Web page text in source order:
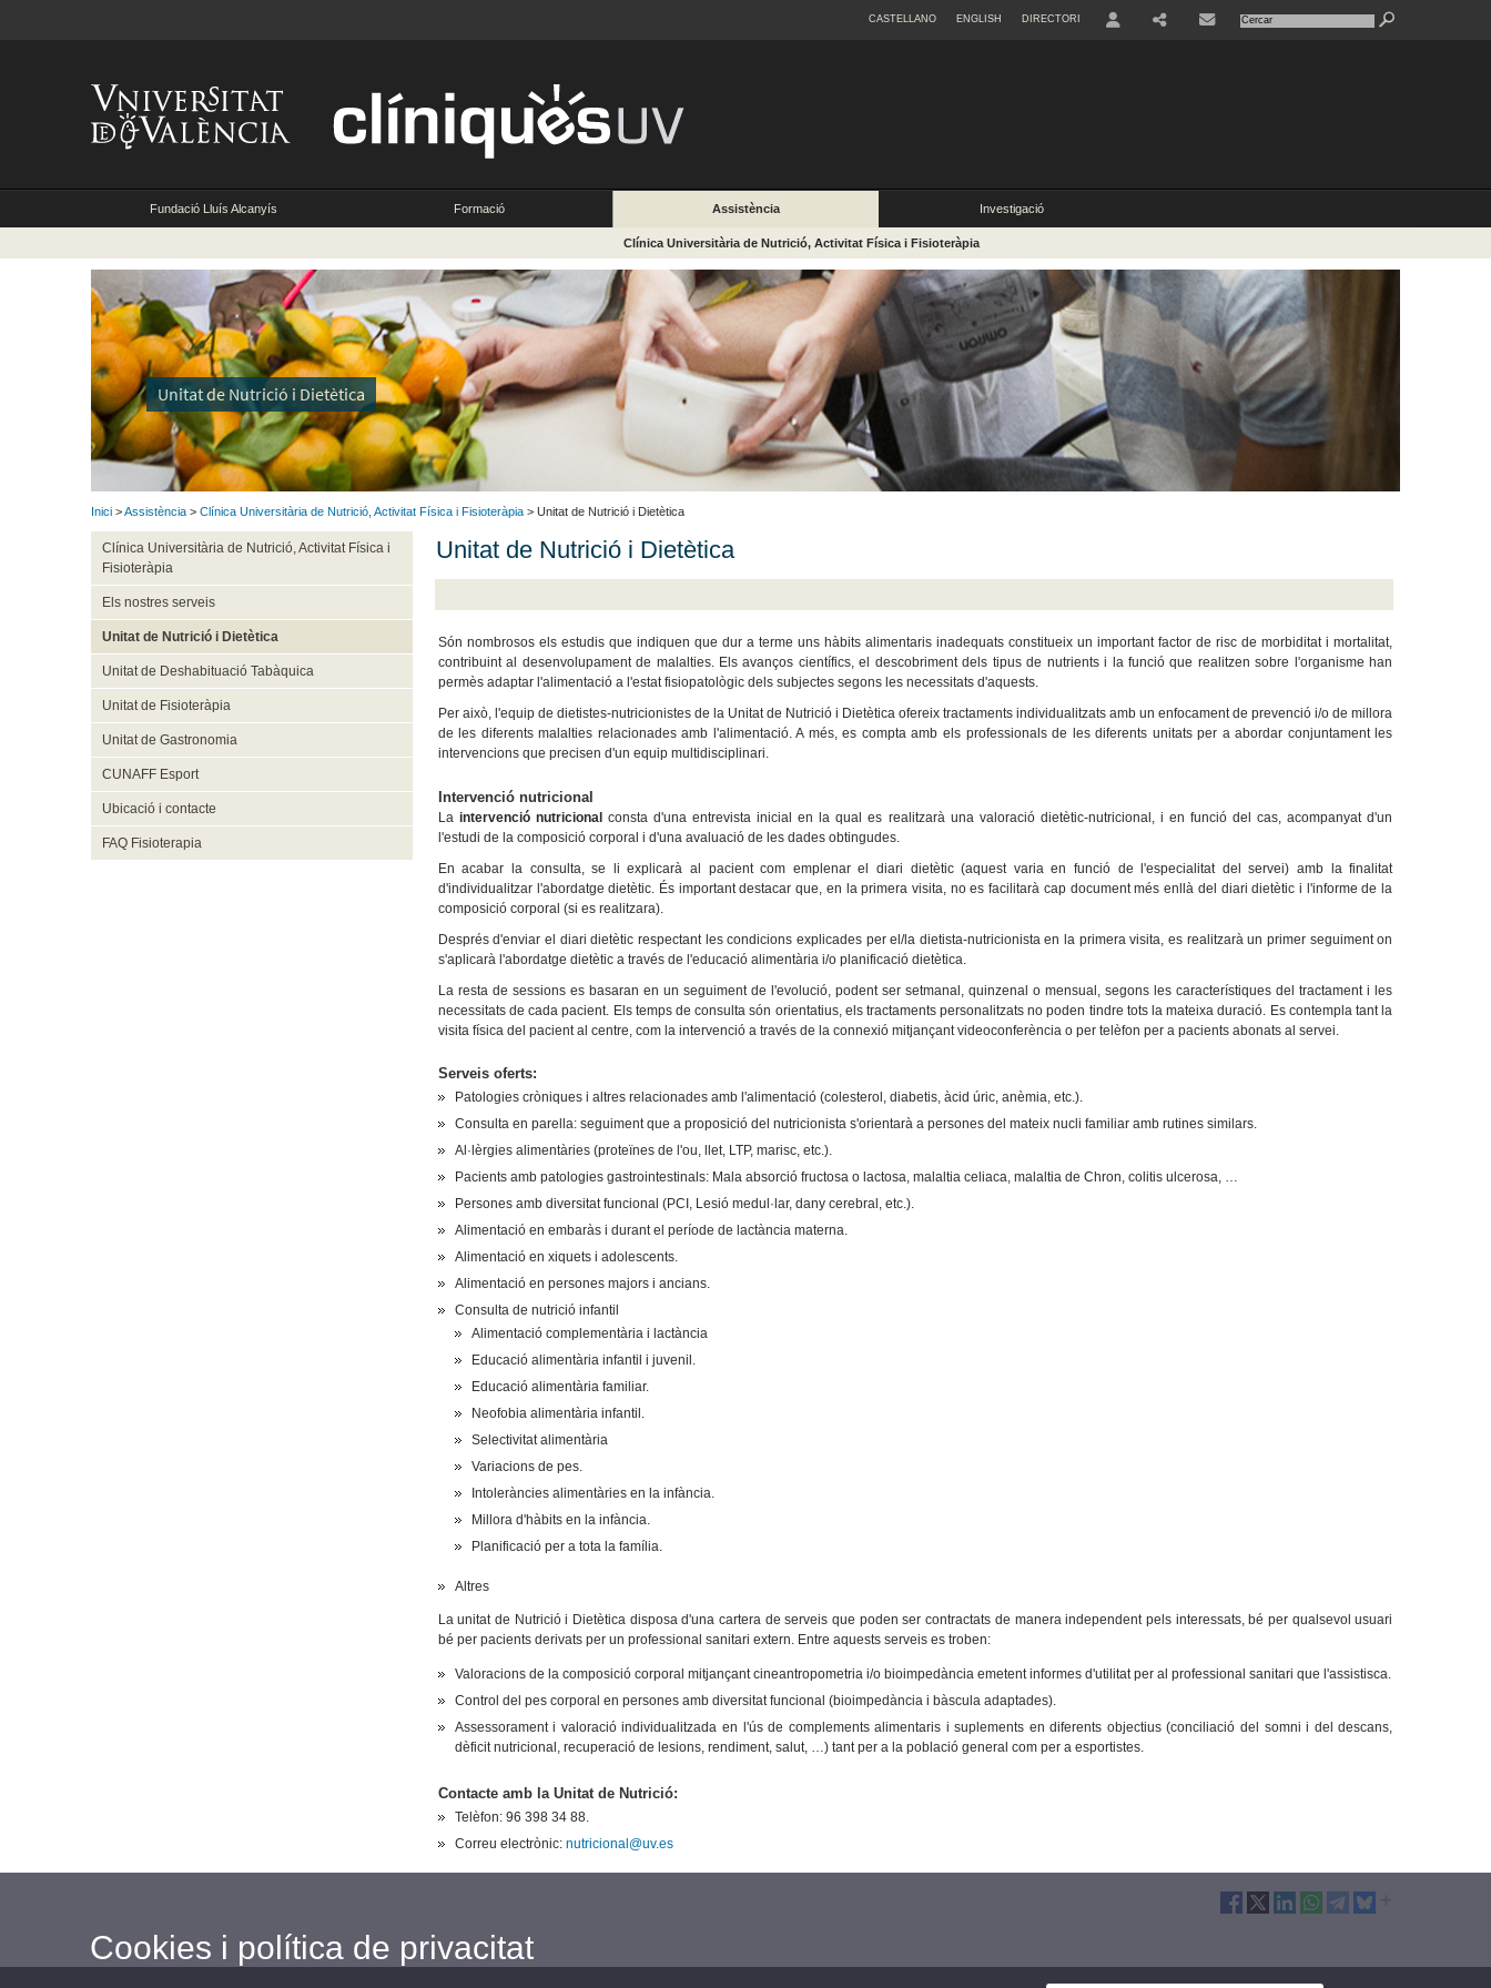
CASTELLANO ENGLISH DIRECTORI
Fundació Lluís Alcanyís Formació Assistència Investigació
Clínica Universitària de Nutrició, Activitat Física i Fisioteràpia
Unitat de Nutrició i Dietètica
Inici >Assistència > Clínica Universitària de Nutrició, Activitat Física i Fisioteràpia > Unitat de Nutrició i Dietètica
Clínica Universitària de Nutrició, Activitat Física i
Fisioteràpia
Els nostres serveis
Unitat de Nutrició i Dietètica
Unitat de Deshabituació Tabàquica
Unitat de Fisioteràpia
Unitat de Gastronomia
CUNAFF Esport
Ubicació i contacte
FAQ Fisioterapia
Unitat de Nutrició i Dietètica
Són nombrosos els estudis que indiquen que dur a terme uns hàbits alimentaris inadequats constitueix un important factor de risc de morbiditat i mortalitat,
contribuint al desenvolupament de malalties. Els avanços científics, el descobriment dels tipus de nutrients i la funció que realitzen sobre l'organisme han
permès adaptar l'alimentació a l'estat fisiopatològic dels subjectes segons les necessitats d'aquests.
Per això, l'equip de dietistes-nutricionistes de la Unitat de Nutrició i Dietètica ofereix tractaments individualitzats amb un enfocament de prevenció i/o de millora
de les diferents malalties relacionades amb l'alimentació. A més, es compta amb els professionals de les diferents unitats per a abordar conjuntament les
intervencions que precisen d'un equip multidisciplinari.
Intervenció nutricional
La intervenció nutricionalconsta d'una entrevista inicial en la qual es realitzarà una valoració dietètic-nutricional, i en funció del cas, acompanyat d'un
l'estudi de la composició corporal i d'una avaluació de les dades obtingudes.
En acabar la consulta, se li explicarà al pacient com emplenar el diari dietètic (aquest varia en funció de l'especialitat del servei) amb la finalitat
d'individualitzar l'abordatge dietètic. És important destacar que, en la primera visita, no es facilitarà cap document més enllà del diari dietètic i l'informe de la
composició corporal (si es realitzara).
Després d'enviar el diari dietètic respectant les condicions explicades per el/la dietista-nutricionista en la primera visita, es realitzarà un primer seguiment on
s'aplicarà l'abordatge dietètic a través de l'educació alimentària i/o planificació dietètica.
La resta de sessions es basaran en un seguiment de l'evolució, podent ser setmanal, quinzenal o mensual, segons les característiques del tractament i les
necessitats de cada pacient. Els temps de consulta són orientatius, els tractaments personalitzats no poden tindre tots la mateixa duració. Es contempla tant la
visita física del pacient al centre, com la intervenció a través de la connexió mitjançant videoconferència o per telèfon per a pacients abonats al servei.
Serveis oferts:
Patologies cròniques i altres relacionades amb l'alimentació (colesterol, diabetis, àcid úric, anèmia, etc.).
Consulta en parella: seguiment que a proposició del nutricionista s'orientarà a persones del mateix nucli familiar amb rutines similars.
Al·lèrgies alimentàries (proteïnes de l'ou, llet, LTP, marisc, etc.).
Pacients amb patologies gastrointestinals: Mala absorció fructosa o lactosa, malaltia celiaca, malaltia de Chron, colitis ulcerosa, …
Persones amb diversitat funcional (PCI, Lesió medul·lar, dany cerebral, etc.).
Alimentació en embaràs i durant el període de lactància materna.
Alimentació en xiquets i adolescents.
Alimentació en persones majors i ancians.
Consulta de nutrició infantil
Alimentació complementària i lactància
Educació alimentària infantil i juvenil.
Educació alimentària familiar.
Neofobia alimentària infantil.
Selectivitat alimentària
Variacions de pes.
Intoleràncies alimentàries en la infància.
Millora d'hàbits en la infància.
Planificació per a tota la família.
Altres
La unitat de Nutrició i Dietètica disposa d'una cartera de serveis que poden ser contractats de manera independent pels interessats, bé per qualsevol usuari
bé per pacients derivats per un professional sanitari extern. Entre aquests serveis es troben:
Valoracions de la composició corporal mitjançant cineantropometria i/o bioimpedància emetent informes d'utilitat per al professional sanitari que l'assistisca.
Control del pes corporal en persones amb diversitat funcional (bioimpedància i bàscula adaptades).
Assessorament i valoració individualitzada en l'ús de complements alimentaris i suplements en diferents objectius (conciliació del somni i del descans,
dèficit nutricional, recuperació de lesions, rendiment, salut, …) tant per a la població general com per a esportistes.
Contacte amb la Unitat de Nutrició:
Telèfon: 96 398 34 88.
Correu electrònic: nutricional@uv.es
Cookies i política de privacitat